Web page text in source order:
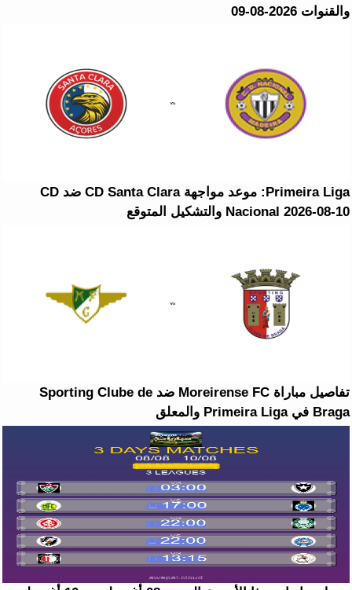
والقنوات 2026-08-09
Primeira Liga: موعد مواجهة CD Santa Clara ضد CD
Nacional 2026-08-10 والتشكيل المتوقع
تفاصيل مباراة Moreirense FC ضد Sporting Clube de
Braga في Primeira Liga والمعلق